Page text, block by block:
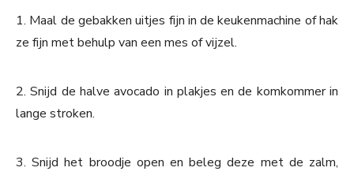
1. Maal de gebakken uitjes fijn in de keukenmachine of hak
ze fijn met behulp van een mes of vijzel.
2. Snijd de halve avocado in plakjes en de komkommer in
lange stroken.
3. Snijd het broodje open en beleg deze met de zalm,